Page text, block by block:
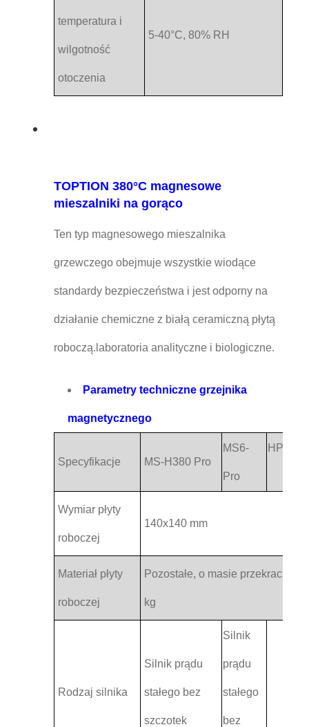
temperatura i
wilgotność
otoczenia
5-40°C, 80% RH
TOPTION 380°C magnesowe
mieszalniki na gorąco
Ten typ magnesowego mieszalnika
grzewczego obejmuje wszystkie wiodące
standardy bezpieczeństwa i jest odporny na
działanie chemiczne z białą ceramiczną płytą
roboczą.laboratoria analityczne i biologiczne.
Parametry techniczne grzejnika
magnetycznego
Specyfikacje MS-H380 Pro
MS6-
Pro
HP380-
Wymiar płyty
roboczej
140x140 mm
Materiał płyty
roboczej
Pozostałe, o masie
kg
Rodzaj silnika
Silnik prądu
stałego bez
szczotek
Silnik
prądu
stałego
bez